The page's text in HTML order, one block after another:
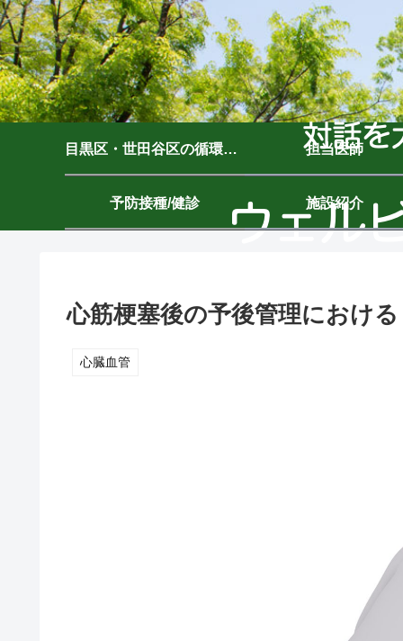
目黒区・世田谷区の循環器内科｜ウェルビーイングクリニック駒沢公園｜駒沢大学駅7分 担当医師
予防接種/健診 施設紹介
心筋梗塞後の予後管理におけ
心臓血管